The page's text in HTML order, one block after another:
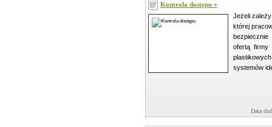
Kontrola dostępu »
Jeżeli
której
ofertą firmy
systemów
Data